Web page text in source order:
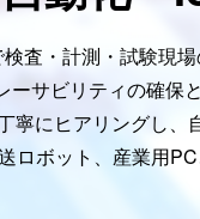
査・計測・試験現場
サビリティの確保
寧にヒアリングし、
ボット、産業用